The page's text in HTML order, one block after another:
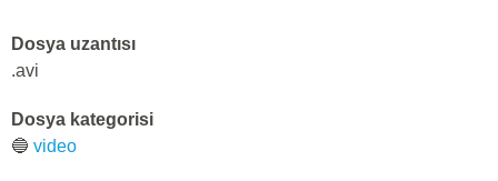
Dosya uzantısı
.avi
Dosya kategorisi
🔵 video